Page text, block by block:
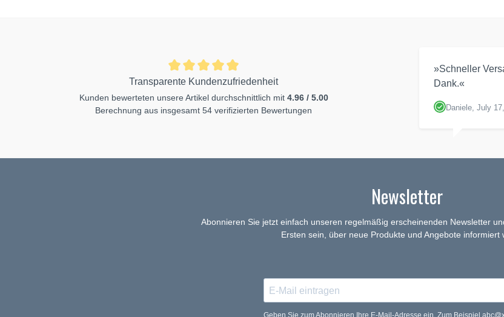
Transparente Kundenzufriedenheit
Kunden bewerteten unsere Artikel durchschnittlich mit 4.96 / 5.00
Berechnung aus insgesamt 54 verifizierten Bewertungen
»Schneller
Dank.«
Daniele, July
Newsletter
Abonnieren Sie jetzt einfach unseren regelmäßig erscheinenden Newsletter
Ersten sein, über neue Produkte und Angebote informiert